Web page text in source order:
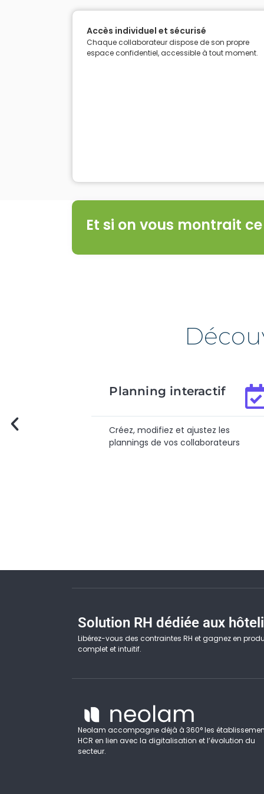
Accès individuel et sécurisé
Chaque collaborateur dispose de son propre
espace confidentiel, accessible à tout moment.
Et si on vous montrait
modifiez et ajustez les
de vos collaborateurs​
Gestion des
évènements
Déclarez, traitez
absences ou des
Solution RH dédiée aux
Libérez-vous des contraintes RH et gagnez en
complet et intuitif.
Neolam accompagne déjà à 360° les
HCR en lien avec la digitalisation et l’évolution du
secteur.